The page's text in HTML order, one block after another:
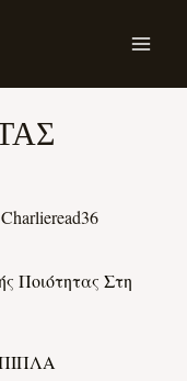
Charlieread36
Ποιότητας Στη